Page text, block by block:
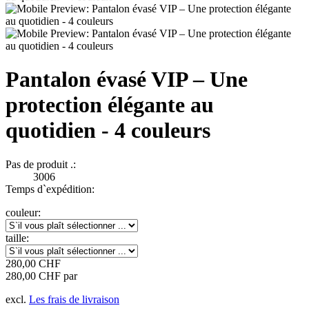
Pantalon évasé VIP – Une
protection élégante au
quotidien - 4 couleurs
Pas de produit .:
3006
Temps d`expédition:
couleur:
taille:
280,00 CHF
280,00 CHF par
excl. Les frais de livraison